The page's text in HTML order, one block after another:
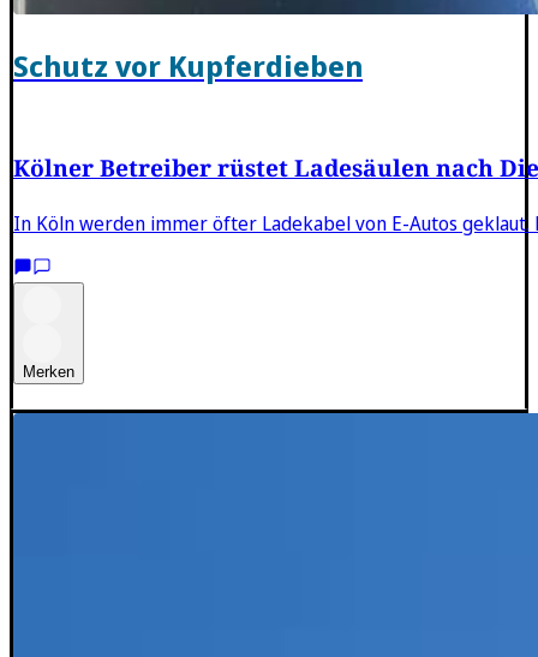
Schutz vor Kupferdieben
Kölner Betreiber rüstet Ladesäulen nach
In Köln werden immer öfter Ladekabel von E-Autos
Merken